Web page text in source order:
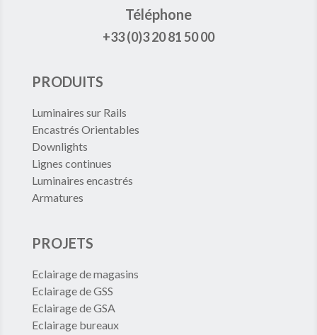
Téléphone
+33 (0)3 20 81 50 00
PRODUITS
Luminaires sur Rails
Encastrés Orientables
Downlights
Lignes continues
Luminaires encastrés
Armatures
PROJETS
Eclairage de magasins
Eclairage de GSS
Eclairage de GSA
Eclairage bureaux